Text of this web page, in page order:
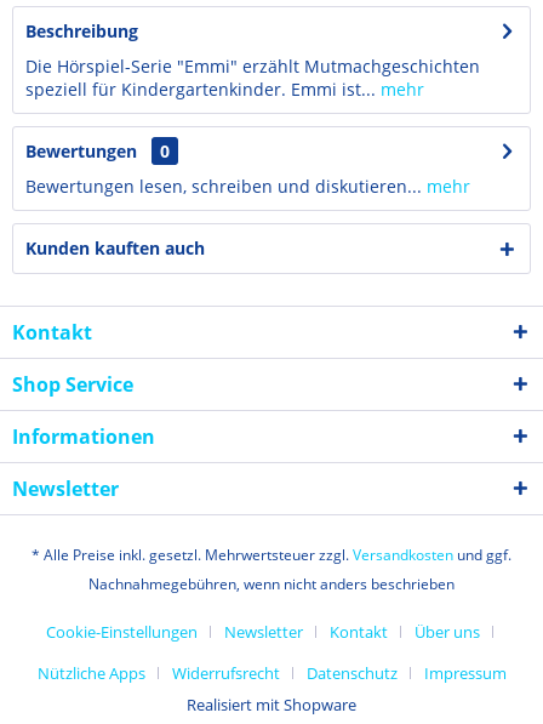
Beschreibung
Die Hörspiel-Serie "Emmi" erzählt Mutmachgeschichten
speziell für Kindergartenkinder. Emmi ist... mehr
Bewertungen
0
Bewertungen lesen, schreiben und diskutieren... mehr
Kunden kauften auch
Kontakt
Shop Service
Informationen
Newsletter
* Alle Preise inkl. gesetzl. Mehrwertsteuer zzgl.Versandkosten und ggf.
Nachnahmegebühren, wenn nicht anders beschrieben
Cookie-Einstellungen Newsletter Kontakt
Über uns
Nützliche Apps
Widerrufsrecht Datenschutz
Impressum
Realisiert mit Shopware